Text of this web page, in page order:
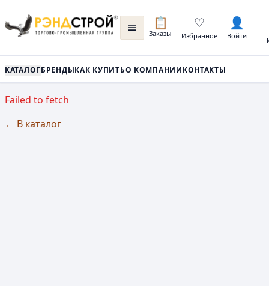
📋
Заказы
♡
Избранное
👤
Войти
КАТАЛОГБРЕНДЫКАК КУПИТЬО КОМПАНИИКОНТАКТЫ
Failed to fetch
← В каталог